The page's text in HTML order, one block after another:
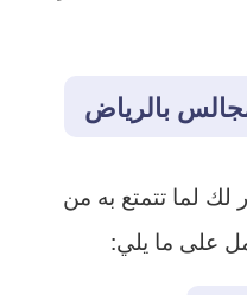
بالرياض
لك لما تتمتع به من
على ما يلي: